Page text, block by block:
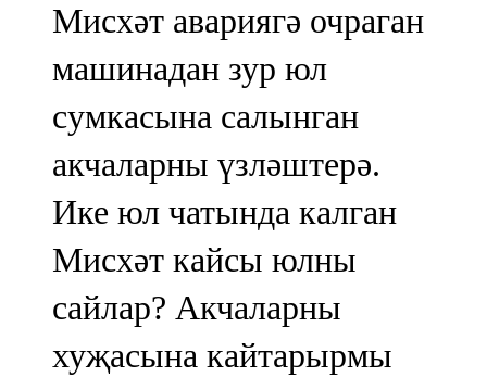
Мисхәт авариягә очраган
машинадан зур юл
сумкасына салынган
акчаларны үзләштерә.
Ике юл чатында калган
Мисхәт кайсы юлны
сайлар? Акчаларны
хуҗасына кайтарырмы